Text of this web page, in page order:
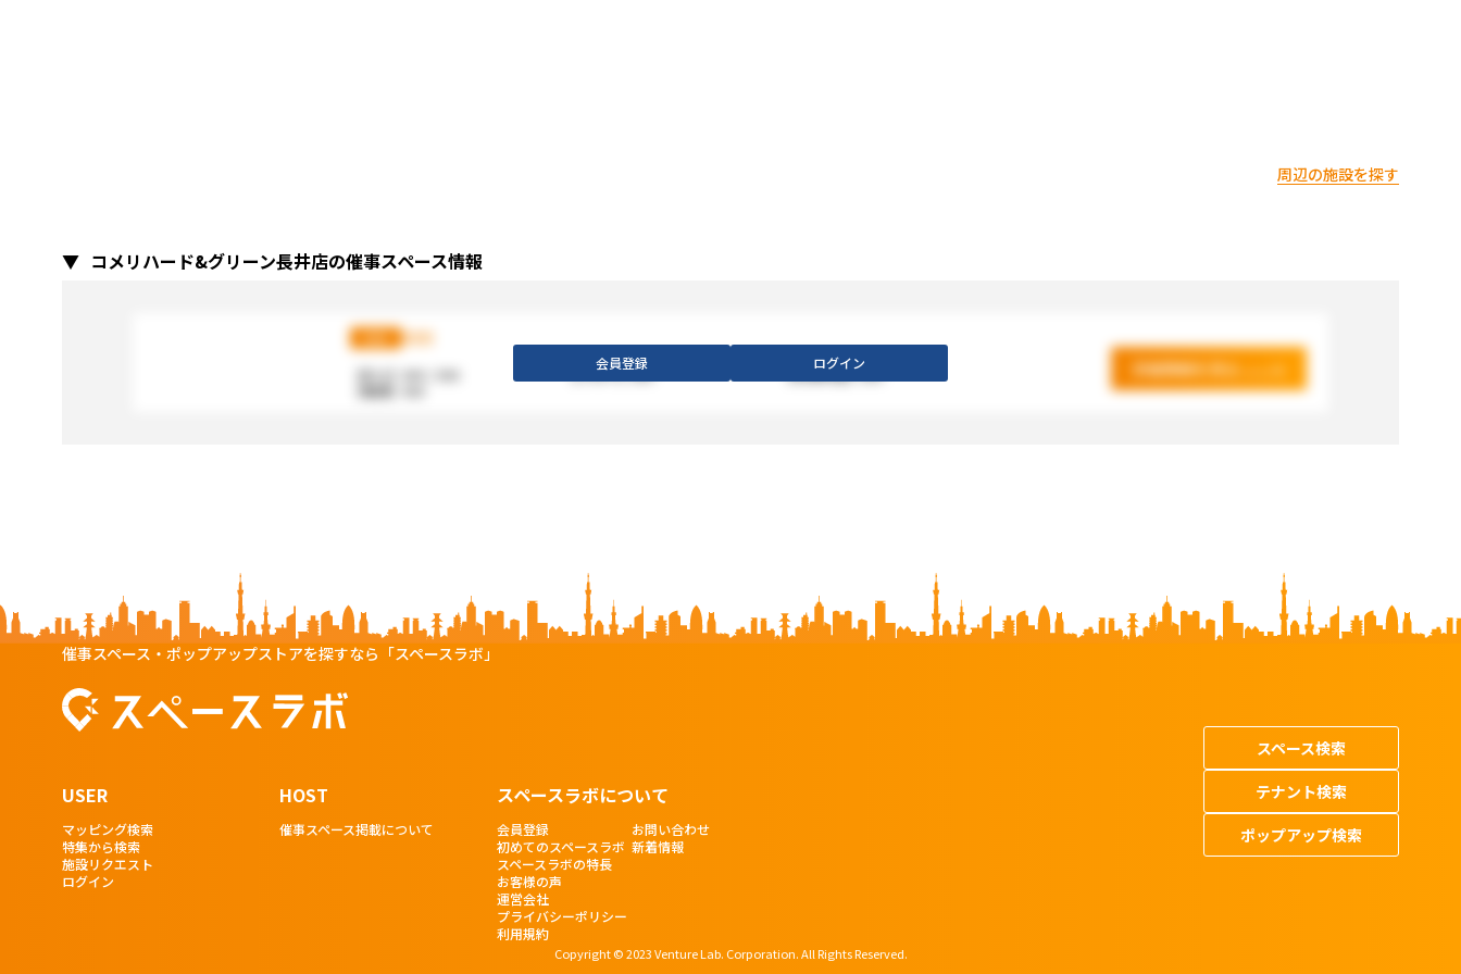
周辺の施設を探す
コメリハード&グリーン長井店の催事スペース情報
XXX XXX
【広さ】 【フロア】XXX 【利用料金】 詳細情報を見る
会員登録 ログイン
催事スペース・ポップアップストアを探すなら「スペースラボ」
USER
マッピング検索
特集から検索
施設リクエスト
ログイン
HOST
催事スペース掲載について
スペースラボについて
会員登録
初めてのスペースラボ
スペースラボの特長
お客様の声
運営会社
プライバシーポリシー
利用規約
お問い合わせ
新着情報
スペース検索
テナント検索
ポップアップ検索
Copyright © 2023 Venture Lab. Corporation. All Rights Reserved.